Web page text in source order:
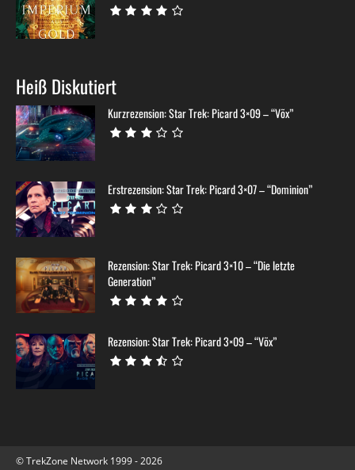
Heiß Diskutiert
Kurzrezension: Star Trek: Picard 3×09 – “Võx”
Erstrezension: Star Trek: Picard 3×07 – “Dominion”
Rezension: Star Trek: Picard 3×10 – “Die letzte
Generation”
Rezension: Star Trek: Picard 3×09 – “Võx”
© TrekZone Network 1999 - 2026